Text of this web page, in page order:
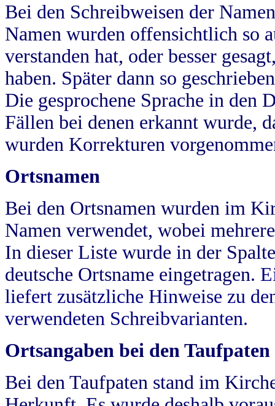
Bei den Schreibweisen der
Namen wurden offensichtlich so
verstanden hat, oder besser
haben. Später dann so
Die gesprochene Sprache in
Fällen bei denen erkannt wurde,
wurden Korrekturen
Ortsnamen
Bei den Ortsnamen wurden im
Namen verwendet, wobei
In dieser Liste wurde in der
deutsche Ortsname eingetragen.
liefert zusätzliche Hinweise zu
verwendeten Schreibvarianten.
Ortsangaben bei den Taufpaten
Bei den Taufpaten stand im